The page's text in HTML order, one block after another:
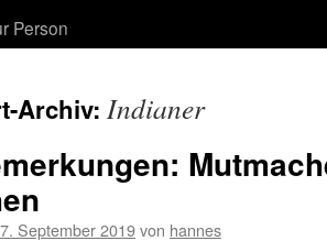
Person
Archiv: Indianer
7. September 2019von hannes